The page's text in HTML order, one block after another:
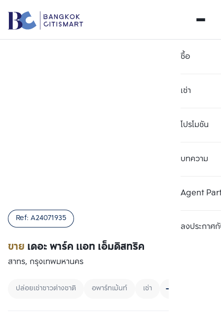
ซื้อ
เช่า
โปรโมชัน
บทความ
Agent
ลงประกาศกั
ขาย เดอะ พาร์ค แอท เอ็มดิสทริค
Ref: A24071935
สาทร, กรุงเทพมหานคร
ปล่อยเช่าชาวต่างชาติ อพาร์ทเม้นท์ เช่า
เปรียบเทียบ